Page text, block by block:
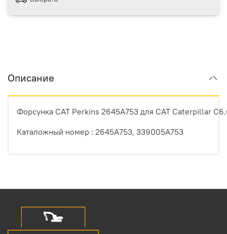
Описание
Форсунка CAT Perkins 2645A753 для CAT Caterpillar
Каталожный номер : 2645A753, 339005A753